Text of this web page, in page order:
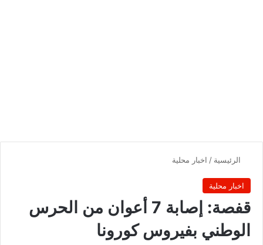
الرئيسية / اخبار محلية
اخبار محلية
قفصة: إصابة 7 أعوان من الحرس
الوطني بفيروس كورونا